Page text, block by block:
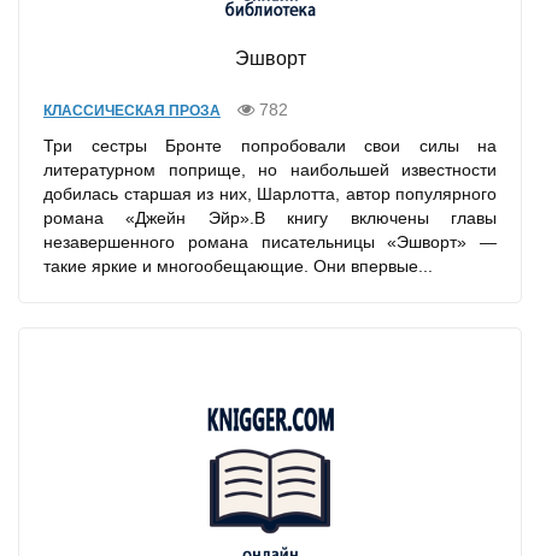
Эшворт
КЛАССИЧЕСКАЯ ПРОЗА
782
Три сестры Бронте попробовали свои силы на
литературном поприще, но наибольшей известности
добилась старшая из них, Шарлотта, автор популярного
романа «Джейн Эйр».В книгу включены главы
незавершенного романа писательницы «Эшворт» —
такие яркие и многообещающие. Они впервые...